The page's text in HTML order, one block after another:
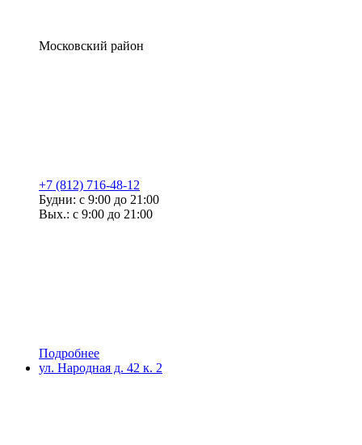
Московский район
+7 (812) 716-48-12
Будни: с 9:00 до 21:00
Вых.: с 9:00 до 21:00
Подробнее
ул. Народная д. 42 к. 2